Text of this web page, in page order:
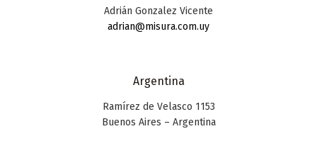
Adrián Gonzalez Vicente
adrian@misura.com.uy
Argentina
Ramírez de Velasco 1153
Buenos Aires – Argentina